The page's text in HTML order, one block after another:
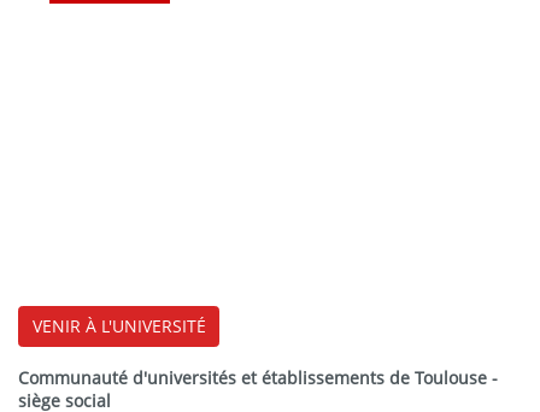
VENIR À L'UNIVERSITÉ
Communauté d'universités et établissements de Toulouse -
siège social